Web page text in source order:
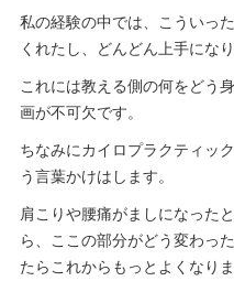
私の経験の中では、こういっ
くれたし、どんどん上手になり
これには教える側の何をどう
画が不可欠です。
ちなみにカイロプラクティッ
う言葉かけはします。
肩こりや腰痛がましになった
ら、ここの部分がどう変わっ
たらこれからもっとよくなり